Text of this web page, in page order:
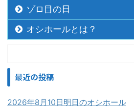
ゾロ目の日
オシホールとは？
最近の投稿
2026年8月10日明日のオシホール